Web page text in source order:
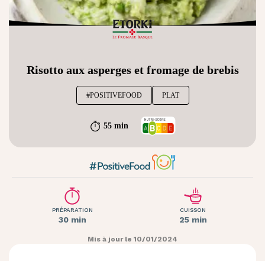
Risotto aux asperges et fromage de brebis
#POSITIVEFOOD PLAT
55 min
PRÉPARATION
30 min
CUISSON
25 min
Mis à jour le 10/01/2024